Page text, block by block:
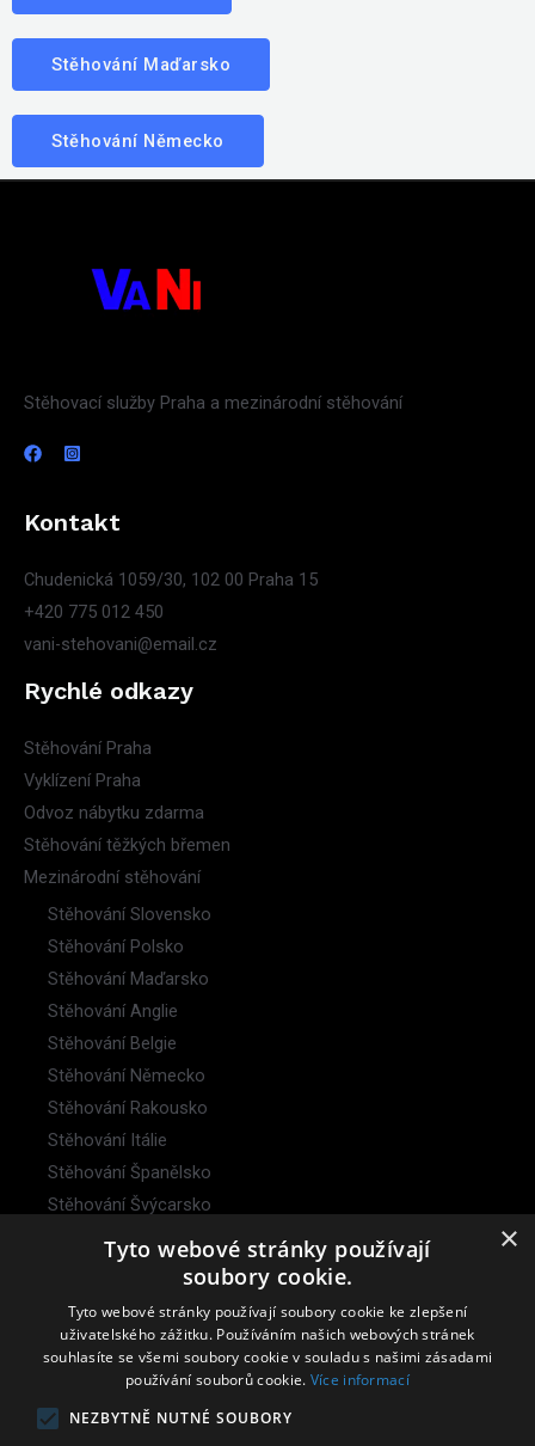
Stěhování Maďarsko
Stěhování Německo
Stěhovací služby Praha a mezinárodní stěhování
Kontakt
Chudenická 1059/30, 102 00 Praha 15
+420 775 012 450
vani-stehovani@email.cz
Rychlé odkazy
Stěhování Praha
Vyklízení Praha
Odvoz nábytku zdarma
Stěhování těžkých břemen
Mezinárodní stěhování
Stěhování Slovensko
Stěhování Polsko
Stěhování Maďarsko
Stěhování Anglie
Stěhování Belgie
Stěhování Německo
Stěhování Rakousko
Stěhování Itálie
Stěhování Španělsko
Stěhování Švýcarsko
Stěhování Francie
Stěhování Dubaj
Kontakt
O nás
Ceník
×
Tyto webové stránky používají
soubory cookie.
Tyto webové stránky používají soubory cookie ke zlepšení
uživatelského zážitku. Používáním našich webových stránek
souhlasíte se všemi soubory cookie v souladu s našimi zásadami
používání souborů cookie. Více informací
NEZBYTNĚ NUTNÉ SOUBORY